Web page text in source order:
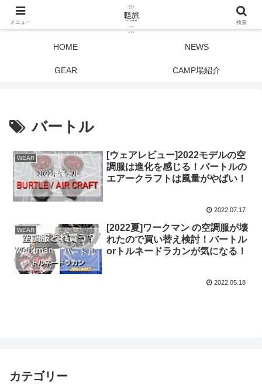
HOME NEWS
GEAR CAMP場紹介
バートル
WEAR
[ウェアレビュー]2022モデルの空
調服は進化を感じる！バートルの
エアークラフトは風量がやばい！
2022.07.17
WEAR
[2022夏]ワークマン の空調服が壊
れたので買い替え検討！バートル
orトルネードラカンが気になる！
2022.05.18
カテゴリー
メニュー 検索